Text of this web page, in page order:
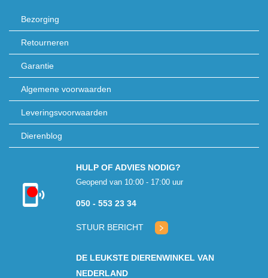
Bezorging
Retourneren
Garantie
Algemene voorwaarden
Leveringsvoorwaarden
Dierenblog
Kon niet
verbinden met
HULP OF ADVIES NODIG?
Geopend van 10:00 - 17:00 uur
050 - 553 23 34
STUUR BERICHT
DE LEUKSTE DIERENWINKEL VAN
NEDERLAND